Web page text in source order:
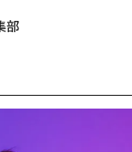
部